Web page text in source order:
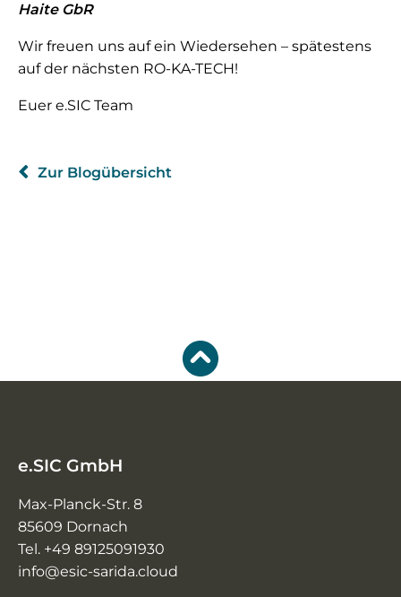
Haite GbR
Wir freuen uns auf ein Wiedersehen – spätestens
auf der nächsten RO-KA-TECH!
Euer e.SIC Team
Zur Blogübersicht
e.SIC GmbH
Max-Planck-Str. 8
85609 Dornach
Tel. +49 89125091930
info@esic-sarida.cloud